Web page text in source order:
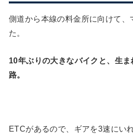
側道から本線の料金所に向けて、
た。
10年ぶりの大きなバイクと、生
路。
ETCがあるので、ギアを3速にい